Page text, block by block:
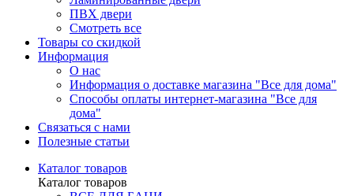
ПВХ двери
Смотреть все
Товары со скидкой
Информация
О нас
Информация о доставке магазина "Все для дома"
Способы оплаты интернет-магазина "Все для
дома"
Связаться с нами
Полезные статьи
Каталог товаров
Каталог товаров